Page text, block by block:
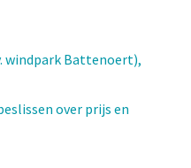
windpark Battenoert),
over prijs en